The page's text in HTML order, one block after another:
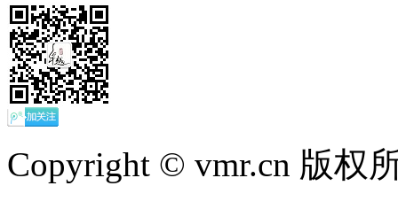
Copyright © vmr.cn 版权